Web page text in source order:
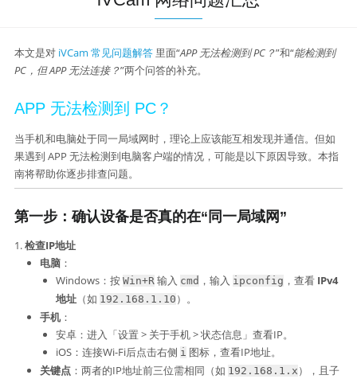
本文是对 iVCam 常见问题解答里面“APP 无法检测到 PC？”和“能检测到
PC，但 APP 无法连接？”两个问答的补充。
APP 无法检测到 PC？
当手机和电脑处于同一局域网时，理论上应该能互相发现并通信。但如
果遇到 APP 无法检测到电脑客户端的情况，可能是以下原因导致。本指
南将帮助你逐步排查问题。
第一步：确认设备是否真的在“同一局域网”​
检查IP地址
电脑 ：
Windows：按 Win+R输入 cmd ，输入 ipconfig ，查看 ​ IPv4
地址​（如 192.168.1.10 ）。
手机：
安卓：进入「设置 > 关于手机 > 状态信息」查看IP。
iOS：连接Wi-Fi后点击右侧 i 图标，查看IP地址。
关键点 ：两者的IP地址前三位需相同（如 192.168.1.x ），且子